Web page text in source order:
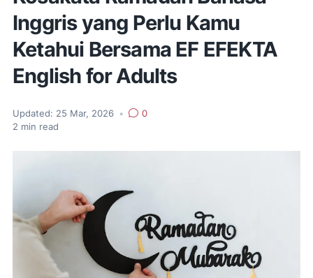
Inggris yang Perlu Kamu
Ketahui Bersama EF EFEKTA
English for Adults
Updated: 25 Mar, 2026 •
0
2 min read